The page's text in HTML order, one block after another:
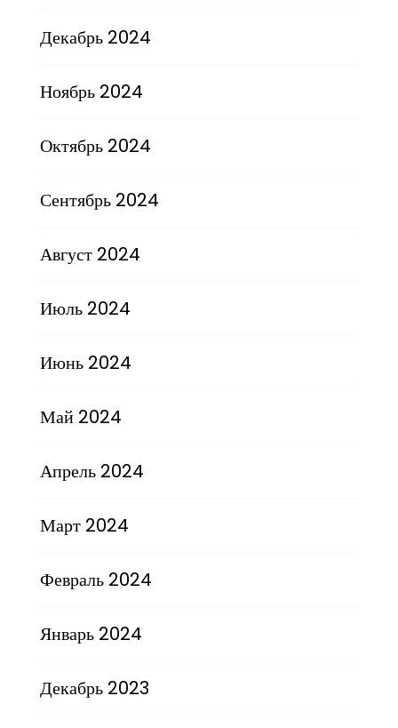
Декабрь 2024
Ноябрь 2024
Октябрь 2024
Сентябрь 2024
Август 2024
Июль 2024
Июнь 2024
Май 2024
Апрель 2024
Март 2024
Февраль 2024
Январь 2024
Декабрь 2023